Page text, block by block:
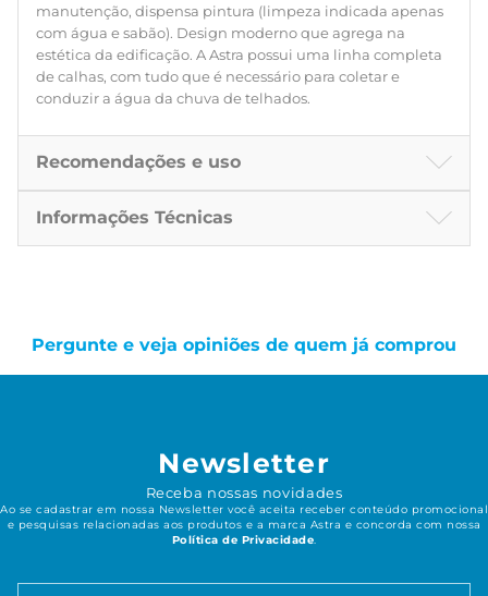
manutenção, dispensa pintura (limpeza indicada apenas
com água e sabão). Design moderno que agrega na
estética da edificação. A Astra possui uma linha completa
de calhas, com tudo que é necessário para coletar e
conduzir a água da chuva de telhados.
Recomendações e uso
Informações Técnicas
Pergunte e veja opiniões de quem já comprou
Newsletter
Receba nossas novidades
Ao se cadastrar em nossa Newsletter você aceita receber conteúdo promocional
e pesquisas relacionadas aos produtos e a marca Astra e concorda com nossa
Política de Privacidade